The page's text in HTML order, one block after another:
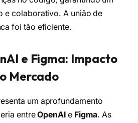
e colaborativo. A união de
foi tão eficiente.
e Figma: Impacto
Mercado
um aprofundamento
entreOpenAIe Figma. As